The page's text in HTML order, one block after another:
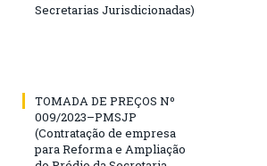
Secretarias Jurisdicionadas)
TOMADA DE PREÇOS Nº
009/2023–PMSJP
(Contratação de empresa
para Reforma e Ampliação